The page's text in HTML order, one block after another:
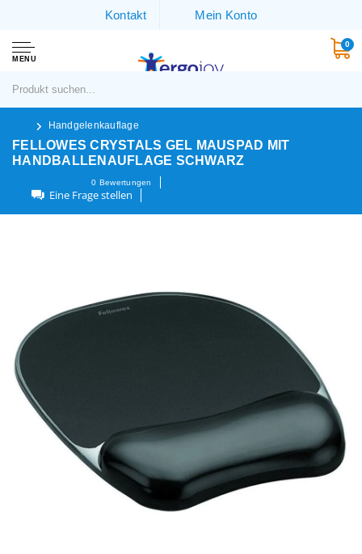
Kontakt Mein Konto
MENU
0
Handgelenkauflage
FELLOWES CRYSTALS GEL MAUSPAD MIT
HANDBALLENAUFLAGE SCHWARZ
0 Bewertungen
Eine Frage stellen